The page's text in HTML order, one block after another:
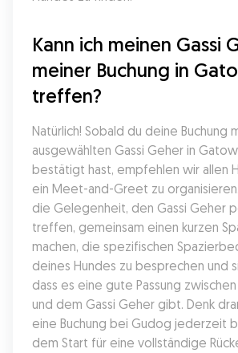
Kann ich meinen Gassi
meiner Buchung in
treffen?
Natürlich! Sobald du deine Buchung
ausgewählten Gassi Geher in Gatow
bestätigt hast, empfehlen wir allen
ein Meet-and-Greet zu
die Gelegenheit, den Gassi Geher
treffen, gemeinsam einen kurzen
machen, die spezifischen
deines Hundes zu besprechen und
dass es eine gute Passung
und dem Gassi Geher gibt. Denk
eine Buchung bei Gudog jederzeit
dem Start für eine vollständige